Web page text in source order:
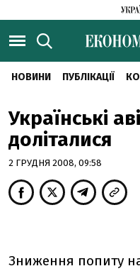
НОВИНИ ПУБЛІКАЦІЇ
Українські
доліталися
2 ГРУДНЯ 2008, 09:58
Зниження попиту